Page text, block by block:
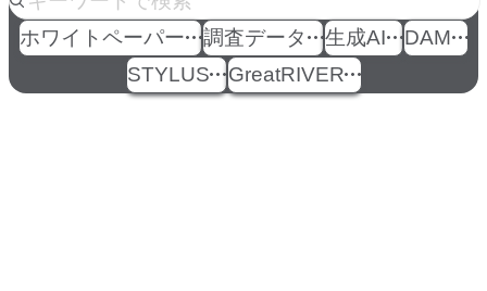
ホワイトペーパー 調査データ 生成AI
DAM
STYLUS
GreatRIVER